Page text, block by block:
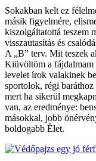
Sokakban kelt ez
másik figyelmére,
kiszolgáltatottá teszem
visszautasítás és
A „B” terv. Mit teszek
Kiüvöltöm a fájdalmam
levelet írok valakinek
sportolok, régi
mert ha sikerül
van, az eredménye:
másokkal, jobb
boldogabb Élet.